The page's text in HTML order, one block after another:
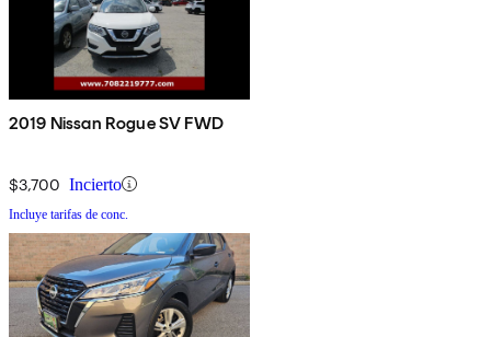
2019 Nissan Rogue SV FWD
$3,700 Incierto
Incluye tarifas de conc.